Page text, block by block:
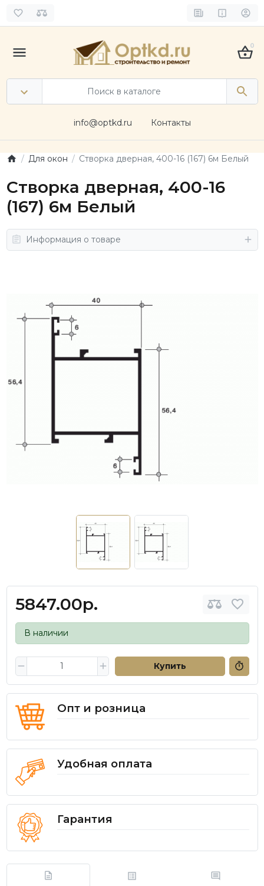
0
info@optkd.ru Контакты
Для окон Створка дверная, 400-16 (167) 6м Белый
Створка дверная, 400-16
(167) 6м Белый
Информация о товаре
5847.00р.
В наличии
Купить
Опт и розница
Удобная оплата
Гарантия